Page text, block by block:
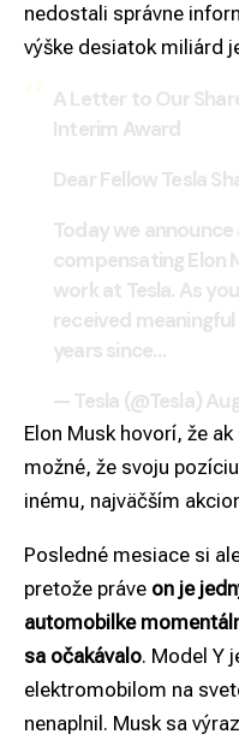
nedostali správne
výške desiatok miliárd
A Letter to Our
Interim Award
Dear Fellow Tesla
Today we
compensating Elon
work at Tesla. As
received
years since…
— Tesla (@Tesla)
Elon Musk hovorí, že
možné, že svoju
inému, najväčším
Posledné mesiace si
pretože práve on je
automobilke
sa očakávalo. Model Y
elektromobilom na
nenaplnil. Musk sa